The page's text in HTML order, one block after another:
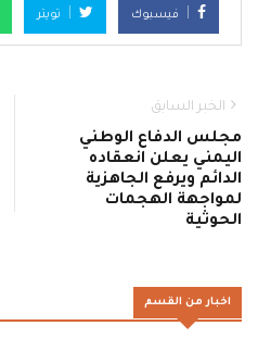
فيسبوك تويتر
الخبر السابق
مجلس الدفاع الوطني
اليمني يعلن انعقاده
الدائم ويرفع الجاهزية
لمواجهة الهجمات
الحوثية
اخبار من القسم